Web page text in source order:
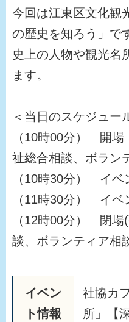
今回は江東区文化観
の歴史を知ろう」で
史上の人物や観光名
ます。
＜当日のスケジュー
（10時00分） 開場
祉総合相談、ボラン
（10時30分） イベ
（11時30分） イベ
（12時00分） 閉場
談、ボランティア相
イベン
ト情報
社協カ
所」【